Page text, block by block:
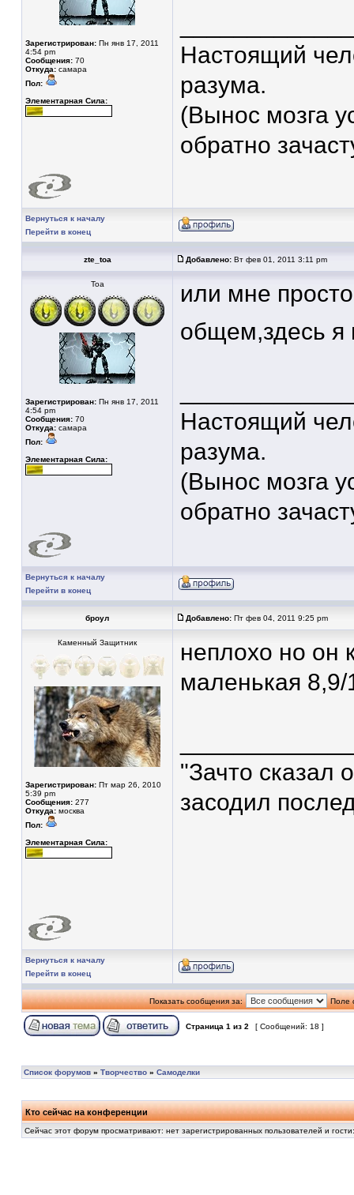
Зарегистрирован: Пн янв 17, 2011
4:54 pm
Сообщения: 70
Откуда: самара
Пол:
Элементарная Сила:
Настоящий
разума.
(Вынос мозга
обратно
Вернуться к началу
Перейти в конец
zte_toa Добавлено: Вт фев 01, 2011 3:11 pm
Тоа
Зарегистрирован: Пн янв 17, 2011
4:54 pm
Сообщения: 70
Откуда: самара
Пол:
Элементарная Сила:
или мне
общем,здесь я
Настоящий
разума.
(Вынос мозга
обратно
Вернуться к началу
Перейти в конец
броул Добавлено: Пт фев 04, 2011 9:25 pm
Каменный Защитник
Зарегистрирован: Пт мар 26, 2010
5:39 pm
Сообщения: 277
Откуда: москва
Пол:
Элементарная Сила:
неплохо но он
маленькая 8,9/
"Зачто сказал
засодил
Вернуться к началу
Перейти в конец
Показать сообщения за: Поле
Страница 1 из 2 [ Сообщений: 18 ]
Список форумов » Творчество » Самоделки
Кто сейчас на конференции
Сейчас этот форум просматривают: нет зарегистрированных пользователей и